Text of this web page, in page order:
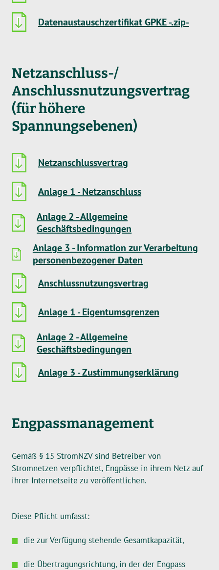
Datenaustauschzertifikat GPKE -.zip-
Netzanschluss-/
Anschlussnutzungsvertrag
(für höhere
Spannungsebenen)
Netzanschlussvertrag
Anlage 1 - Netzanschluss
Anlage 2 - Allgemeine
Geschäftsbedingungen
Anlage 3 - Information zur Verarbeitung
personenbezogener Daten
Anschlussnutzungsvertrag
Anlage 1 - Eigentumsgrenzen
Anlage 2 - Allgemeine
Geschäftsbedingungen
Anlage 3 - Zustimmungserklärung
Engpassmanagement
Gemäß § 15 StromNZV sind Betreiber von
Stromnetzen verpflichtet, Engpässe in ihrem Netz auf
ihrer Internetseite zu veröffentlichen.
Diese Pflicht umfasst:
die zur Verfügung stehende Gesamtkapazität,
die Übertragungsrichtung, in der der Engpass